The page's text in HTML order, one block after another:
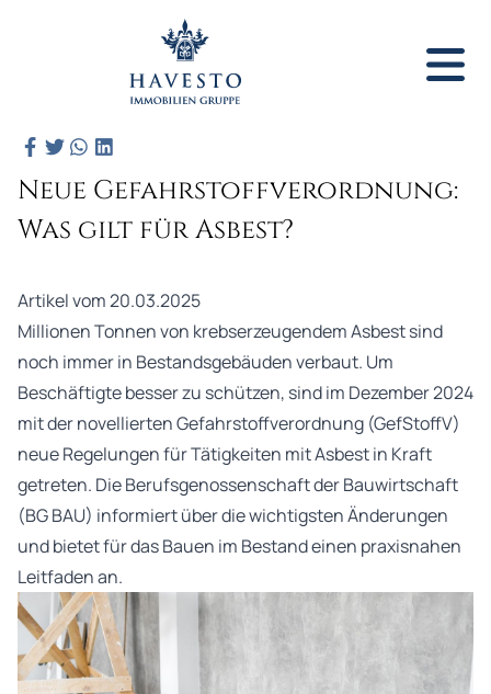
Neue Gefahrstoffverordnung:
Was gilt für Asbest?
Artikel vom 20.03.2025
Millionen Tonnen von krebserzeugendem Asbest sind
noch immer in Bestandsgebäuden verbaut. Um
Beschäftigte besser zu schützen, sind im Dezember 2024
mit der novellierten Gefahrstoffverordnung (GefStoffV)
neue Regelungen für Tätigkeiten mit Asbest in Kraft
getreten. Die Berufsgenossenschaft der Bauwirtschaft
(BG BAU) informiert über die wichtigsten Änderungen
und bietet für das Bauen im Bestand einen praxisnahen
Leitfaden an.